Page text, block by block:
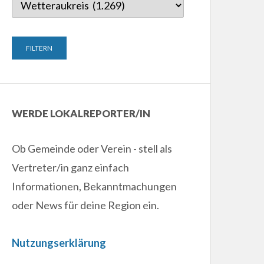
WERDE LOKALREPORTER/IN
Ob Gemeinde oder Verein - stell als
Vertreter/in ganz einfach
Informationen, Bekanntmachungen
oder News für deine Region ein.
Nutzungserklärung